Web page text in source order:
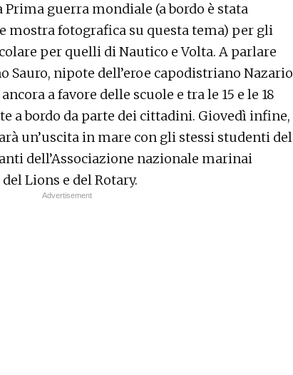
guerra mondiale (a bordo è stata
mostra fotografica su questa tema) per gli
per quelli di Nautico e Volta. A parlare
Sauro, nipote dell’eroe capodistriano Nazario
a favore delle scuole e tra le 15 e le 18
a bordo da parte dei cittadini. Giovedì infine,
un’uscita in mare con gli stessi studenti del
dell’Associazione nazionale marinai
Lions e del Rotary.